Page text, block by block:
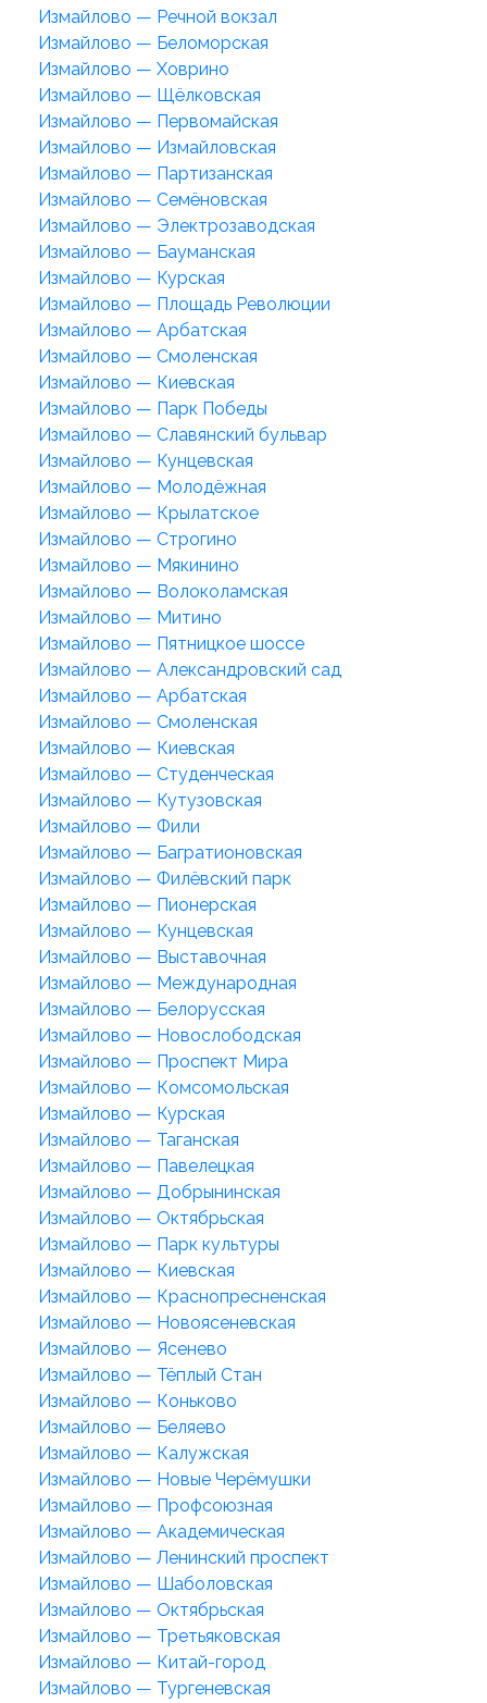
Измайлово — Речной вокзал
Измайлово — Беломорская
Измайлово — Ховрино
Измайлово — Щёлковская
Измайлово — Первомайская
Измайлово — Измайловская
Измайлово — Партизанская
Измайлово — Семёновская
Измайлово — Электрозаводская
Измайлово — Бауманская
Измайлово — Курская
Измайлово — Площадь Революции
Измайлово — Арбатская
Измайлово — Смоленская
Измайлово — Киевская
Измайлово — Парк Победы
Измайлово — Славянский бульвар
Измайлово — Кунцевская
Измайлово — Молодёжная
Измайлово — Крылатское
Измайлово — Строгино
Измайлово — Мякинино
Измайлово — Волоколамская
Измайлово — Митино
Измайлово — Пятницкое шоссе
Измайлово — Александровский сад
Измайлово — Арбатская
Измайлово — Смоленская
Измайлово — Киевская
Измайлово — Студенческая
Измайлово — Кутузовская
Измайлово — Фили
Измайлово — Багратионовская
Измайлово — Филёвский парк
Измайлово — Пионерская
Измайлово — Кунцевская
Измайлово — Выставочная
Измайлово — Международная
Измайлово — Белорусская
Измайлово — Новослободская
Измайлово — Проспект Мира
Измайлово — Комсомольская
Измайлово — Курская
Измайлово — Таганская
Измайлово — Павелецкая
Измайлово — Добрынинская
Измайлово — Октябрьская
Измайлово — Парк культуры
Измайлово — Киевская
Измайлово — Краснопресненская
Измайлово — Новоясеневская
Измайлово — Ясенево
Измайлово — Тёплый Стан
Измайлово — Коньково
Измайлово — Беляево
Измайлово — Калужская
Измайлово — Новые Черёмушки
Измайлово — Профсоюзная
Измайлово — Академическая
Измайлово — Ленинский проспект
Измайлово — Шаболовская
Измайлово — Октябрьская
Измайлово — Третьяковская
Измайлово — Китай-город
Измайлово — Тургеневская